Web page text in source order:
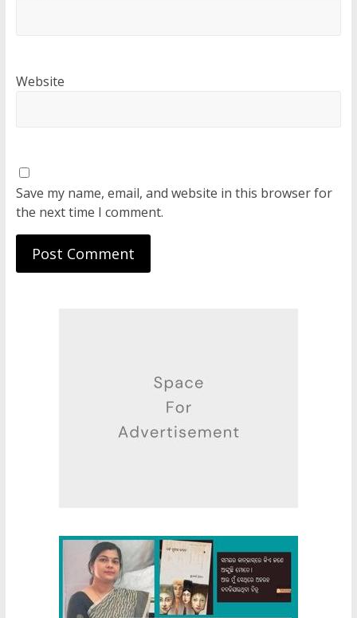
Website
Save my name, email, and website in this browser for
the next time I comment.